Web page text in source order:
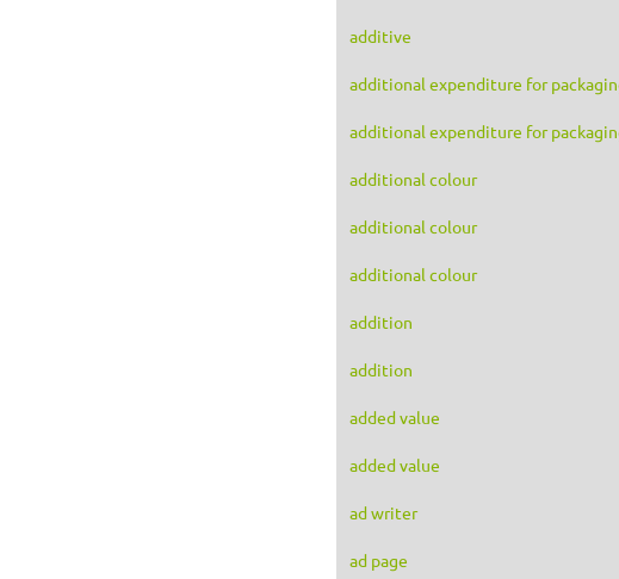
additive
additional expenditure for
additional expenditure for
additional colour
additional colour
additional colour
addition
addition
added value
added value
ad writer
ad page